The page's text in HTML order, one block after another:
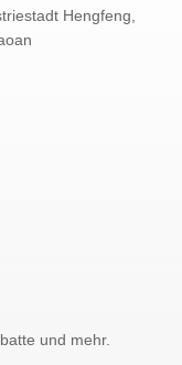
Hengfeng,
und mehr.